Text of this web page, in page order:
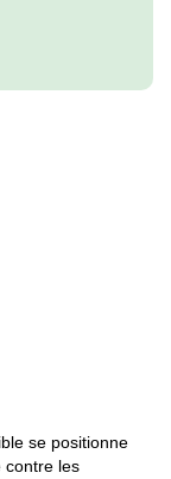
se positionne
contre les